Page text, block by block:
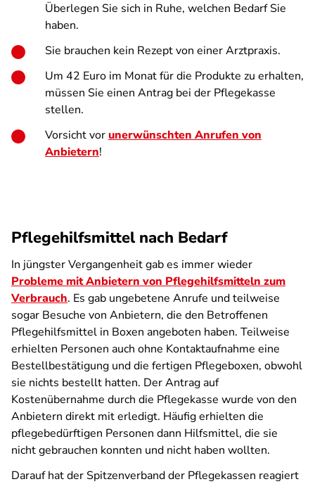
Überlegen Sie sich in Ruhe, welchen Bedarf Sie
haben.
Sie brauchen kein Rezept von einer Arztpraxis.
Um 42 Euro im Monat für die Produkte zu erhalten,
müssen Sie einen Antrag bei der Pflegekasse
stellen.
Vorsicht vorunerwünschten Anrufen von
Anbietern!
Pflegehilfsmittel nach Bedarf
In jüngster Vergangenheit gab es immer wieder
Probleme mit Anbietern von Pflegehilfsmitteln zum
Verbrauch. Es gab ungebetene Anrufe und teilweise
sogar Besuche von Anbietern, die den Betroffenen
Pflegehilfsmittel in Boxen angeboten haben. Teilweise
erhielten Personen auch ohne Kontaktaufnahme eine
Bestellbestätigung und die fertigen Pflegeboxen, obwohl
sie nichts bestellt hatten. Der Antrag auf
Kostenübernahme durch die Pflegekasse wurde von den
Anbietern direkt mit erledigt. Häufig erhielten die
pflegebedürftigen Personen dann Hilfsmittel, die sie
nicht gebrauchen konnten und nicht haben wollten.
Darauf hat der Spitzenverband der Pflegekassen reagiert